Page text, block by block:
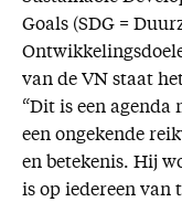
Goals (SDG =
van de VN staat
“Dit is een agenda
een ongekende
en betekenis. Hij
is op iedereen van